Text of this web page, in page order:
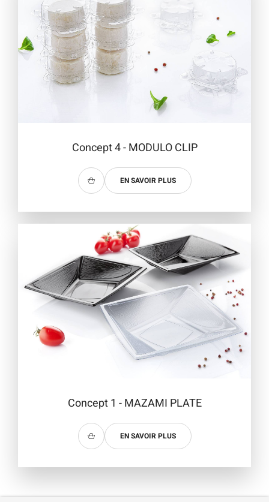
Concept 4 - MODULO CLIP
EN SAVOIR PLUS
Concept 1 - MAZAMI PLATE
EN SAVOIR PLUS